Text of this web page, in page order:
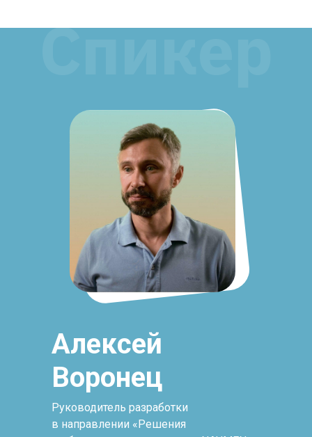
Спикер
Алексей
Воронец
Руководитель разработки
в направлении «Решения